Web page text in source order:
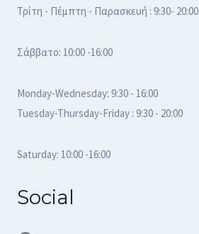
Τρίτη - Πέμπτη - Παρασκευή : 9:30- 20:00
Σάββατο: 10:00 -16:00
Monday-Wednesday: 9:30 - 16:00
Tuesday-Thursday-Friday : 9:30 - 20:00
Saturday: 10:00 -16:00
Social